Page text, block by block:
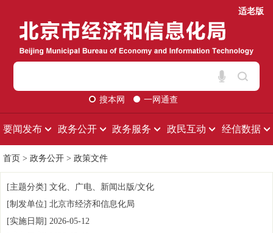
适老版
搜本网 一网通查
要闻发布 政务公开 政务服务 政民互动 经信数据
首页 > 政务公开 > 政策文件
[主题分类] 文化、广电、新闻出版/文化
[制发单位] 北京市经济和信息化局
[实施日期] 2026-05-12